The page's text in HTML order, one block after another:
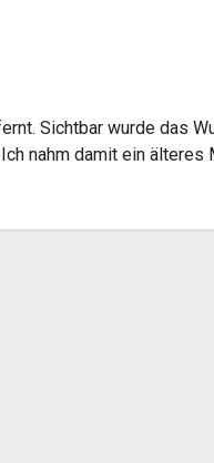
Sichtbar wurde das
nahm damit ein älteres